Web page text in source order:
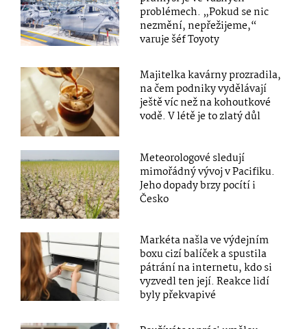
problémech. „Pokud se nic
nezmění, nepřežijeme,“
varuje šéf Toyoty
Majitelka kavárny prozradila,
na čem podniky vydělávají
ještě víc než na kohoutkové
vodě. V létě je to zlatý důl
Meteorologové sledují
mimořádný vývoj v Pacifiku.
Jeho dopady brzy pocítí i
Česko
Markéta našla ve výdejním
boxu cizí balíček a spustila
pátrání na internetu, kdo si
vyzvedl ten její. Reakce lidí
byly překvapivé